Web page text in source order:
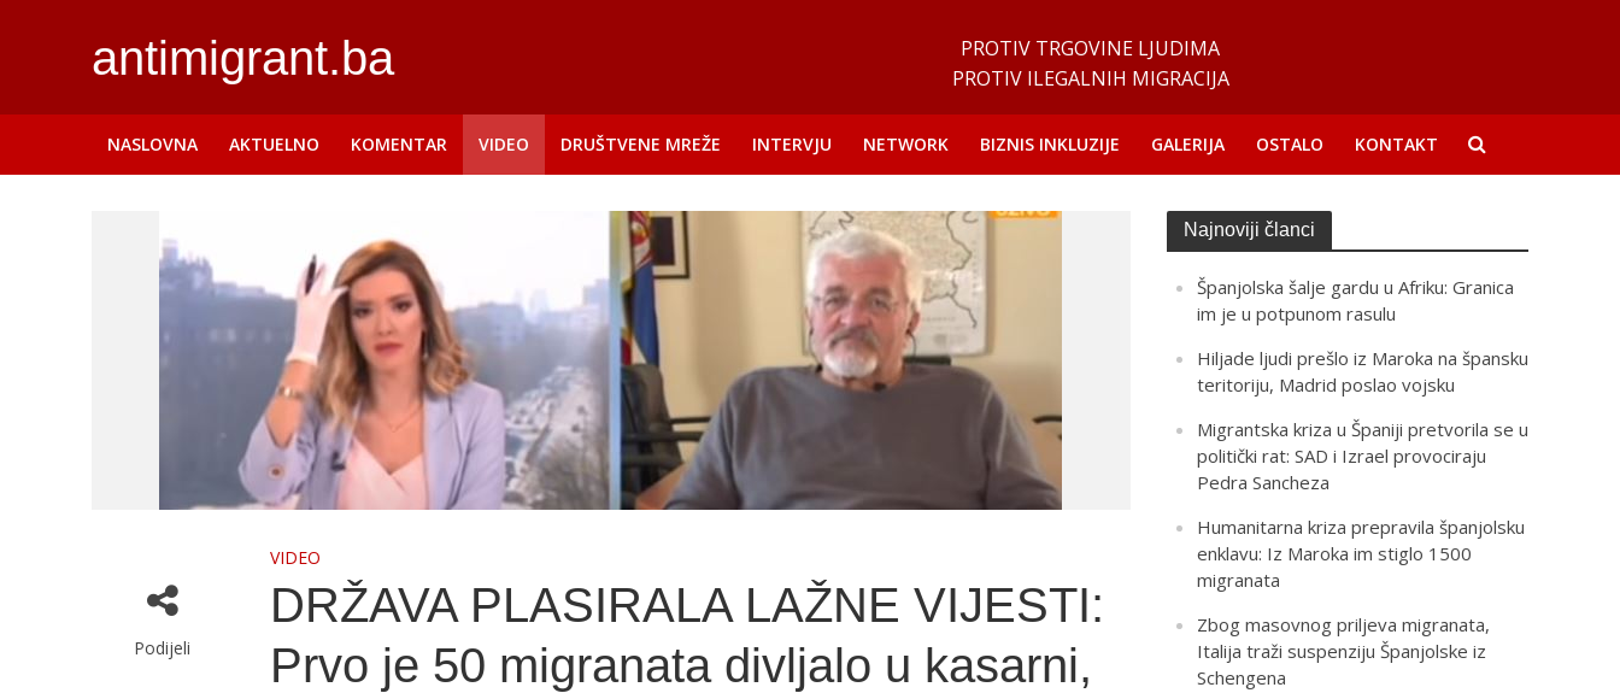
antimigrant.ba
PROTIV TRGOVINE LJUDIMA
PROTIV ILEGALNIH MIGRACIJA
NASLOVNA AKTUELNO KOMENTAR VIDEO DRUŠTVENE MREŽE INTERVJU NETWORK BIZNIS INKLUZIJE GALERIJA OSTALO KONTAKT
Podijeli
VIDEO
DRŽAVA PLASIRALA LAŽNE VIJESTI:
Prvo je 50 migranata divljalo u kasarni,
Najnoviji članci
Španjolska šalje gardu u Afriku: Granica
im je u potpunom rasulu
Hiljade ljudi prešlo iz Maroka na špansku
teritoriju, Madrid poslao vojsku
Migrantska kriza u Španiji pretvorila se u
politički rat: SAD i Izrael provociraju
Pedra Sancheza
Humanitarna kriza prepravila španjolsku
enklavu: Iz Maroka im stiglo 1500
migranata
Zbog masovnog priljeva migranata,
Italija traži suspenziju Španjolske iz
Schengena